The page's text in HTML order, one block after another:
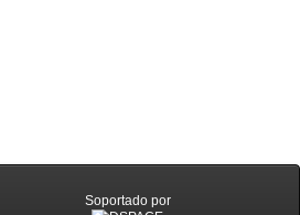
Soportado por